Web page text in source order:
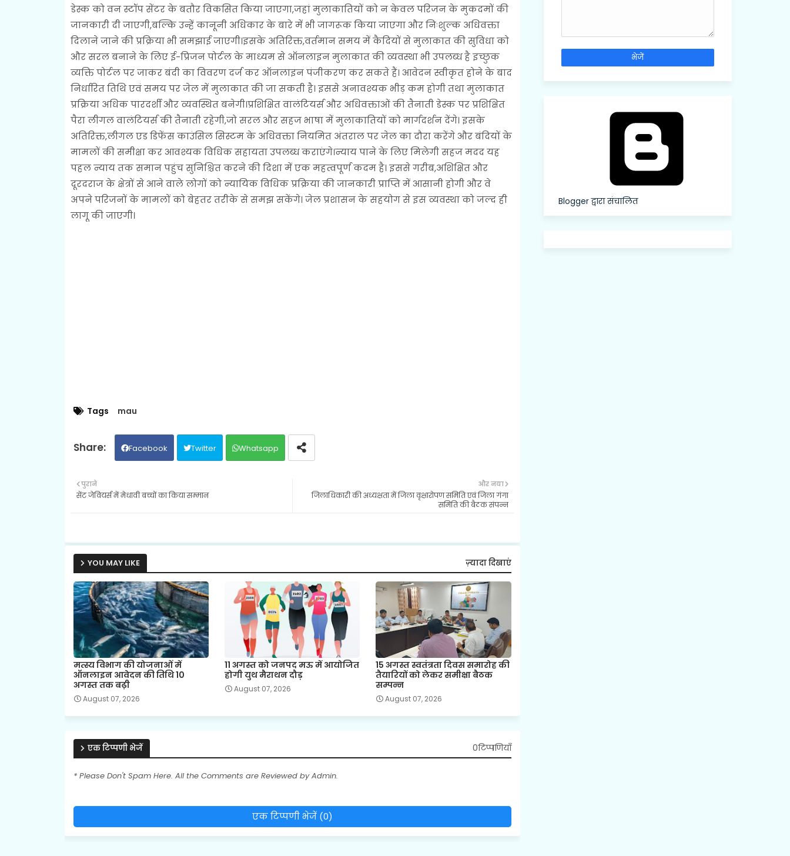
डेस्क को वन स्टॉप सेंटर के बतौर विकसित किया जाएगा,जहां मुलाकातियों को न केवल परिजन के मुकदमों की
जानकारी दी जाएगी,बल्कि उन्हें कानूनी अधिकार के बारे में भी जागरूक किया जाएगा और निःशुल्क अधिवक्ता
दिलाने जाने की प्रक्रिया भी समझाई जाएगी।इसके अतिरिक्त,वर्तमान समय में कैदियों से मुलाकात की सुविधा को
और सरल बनाने के लिए ई-प्रिजन पोर्टल के माध्यम से ऑनलाइन मुलाकात की व्यवस्था भी उपलब्ध है इच्छुक
व्यक्ति पोर्टल पर जाकर बंदी का विवरण दर्ज कर ऑनलाइन पंजीकरण कर सकते हैं। आवेदन स्वीकृत होने के बाद
निर्धारित तिथि एवं समय पर जेल में मुलाकात की जा सकती है। इससे अनावश्यक भीड़ कम होगी तथा मुलाकात
प्रक्रिया अधिक पारदर्शी और व्यवस्थित बनेगी।प्रशिक्षित वालंटियर्स और अधिवक्ताओं की तैनाती डेस्क पर प्रशिक्षित
पैरा लीगल वालंटियर्स की तैनाती रहेगी,जो सरल और सहज भाषा में मुलाकातियों को मार्गदर्शन देंगे। इसके
अतिरिक्त,लीगल एड डिफेंस काउंसिल सिस्टम के अधिवक्ता नियमित अंतराल पर जेल का दौरा करेंगे और बंदियों के
मामलों की समीक्षा कर आवश्यक विधिक सहायता उपलब्ध कराएंगे।न्याय पाने के लिए मिलेगी सहज मदद यह
पहल न्याय तक समान पहुंच सुनिश्चित करने की दिशा में एक महत्वपूर्ण कदम है। इससे गरीब,अशिक्षित और
दूरदराज के क्षेत्रों से आने वाले लोगों को न्यायिक विधिक प्रक्रिया की जानकारी प्राप्ति में आसानी होगी और वे
अपने परिजनों के मामलों को बेहतर तरीके से समझ सकेंगे। जेल प्रशासन के सहयोग से इस व्यवस्था को जल्द ही
लागू की जाएगी।
Tags mau
Facebook Twitter Whatsapp
और नया
जिलाधिकारी की अध्यक्षता में जिला वृक्षारोपण समिति एवं जिला गंगा
समिति की बैठक संपन्न
पुराने
सेंट जेवियर्स में मेधावी बच्चों का किया सम्मान
YOU MAY LIKE ज़्यादा दिखाएं
मत्स्य विभाग की योजनाओं में
ऑनलाइन आवेदन की तिथि 10
अगस्त तक बढ़ी
August 07, 2026
11 अगस्त को जनपद मऊ में आयोजित
होगी युथ मैराथन दौड़
August 07, 2026
15 अगस्त स्वतंत्रता दिवस समारोह की
तैयारियों को लेकर समीक्षा बैठक
सम्पन्न
August 07, 2026
एक टिप्पणी भेजें 0टिप्पणियाँ
* Please Don't Spam Here. All the Comments are Reviewed by Admin.
एक टिप्पणी भेजें (0)
Blogger द्वारा संचालित